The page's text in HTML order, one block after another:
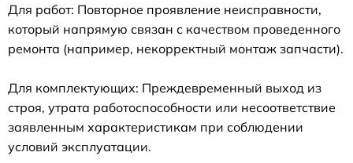
Для работ: Повторное проявление неисправности,
который напрямую связан с качеством проведенного
ремонта (например, некорректный монтаж запчасти).
Для комплектующих: Преждевременный выход из
строя, утрата работоспособности или несоответствие
заявленным характеристикам при соблюдении
условий эксплуатации.